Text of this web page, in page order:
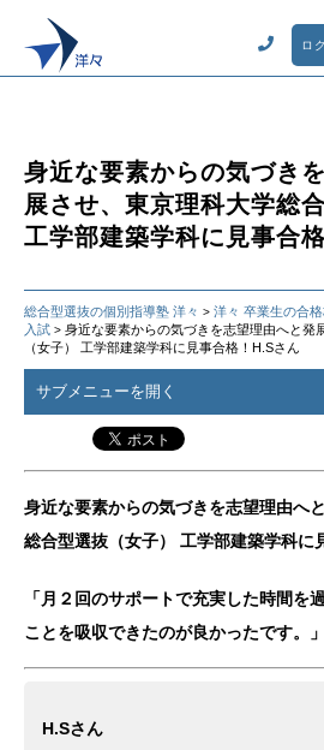
ロ
身近な要素からの気づき
展させ、東京理科大学総
工学部建築学科に見事合
総合型選抜の個別指導塾 洋々 > 洋々 卒業生の合
入試 > 身近な要素からの気づきを志望理由へと発
（女子） 工学部建築学科に見事合格！H.Sさん
サブメニューを開く
身近な要素からの気づきを志望理由へ
総合型選抜（女子） 工学部建築学科に
「月２回のサポートで充実した時間を
ことを吸収できたのが良かったです。」
H.Sさん